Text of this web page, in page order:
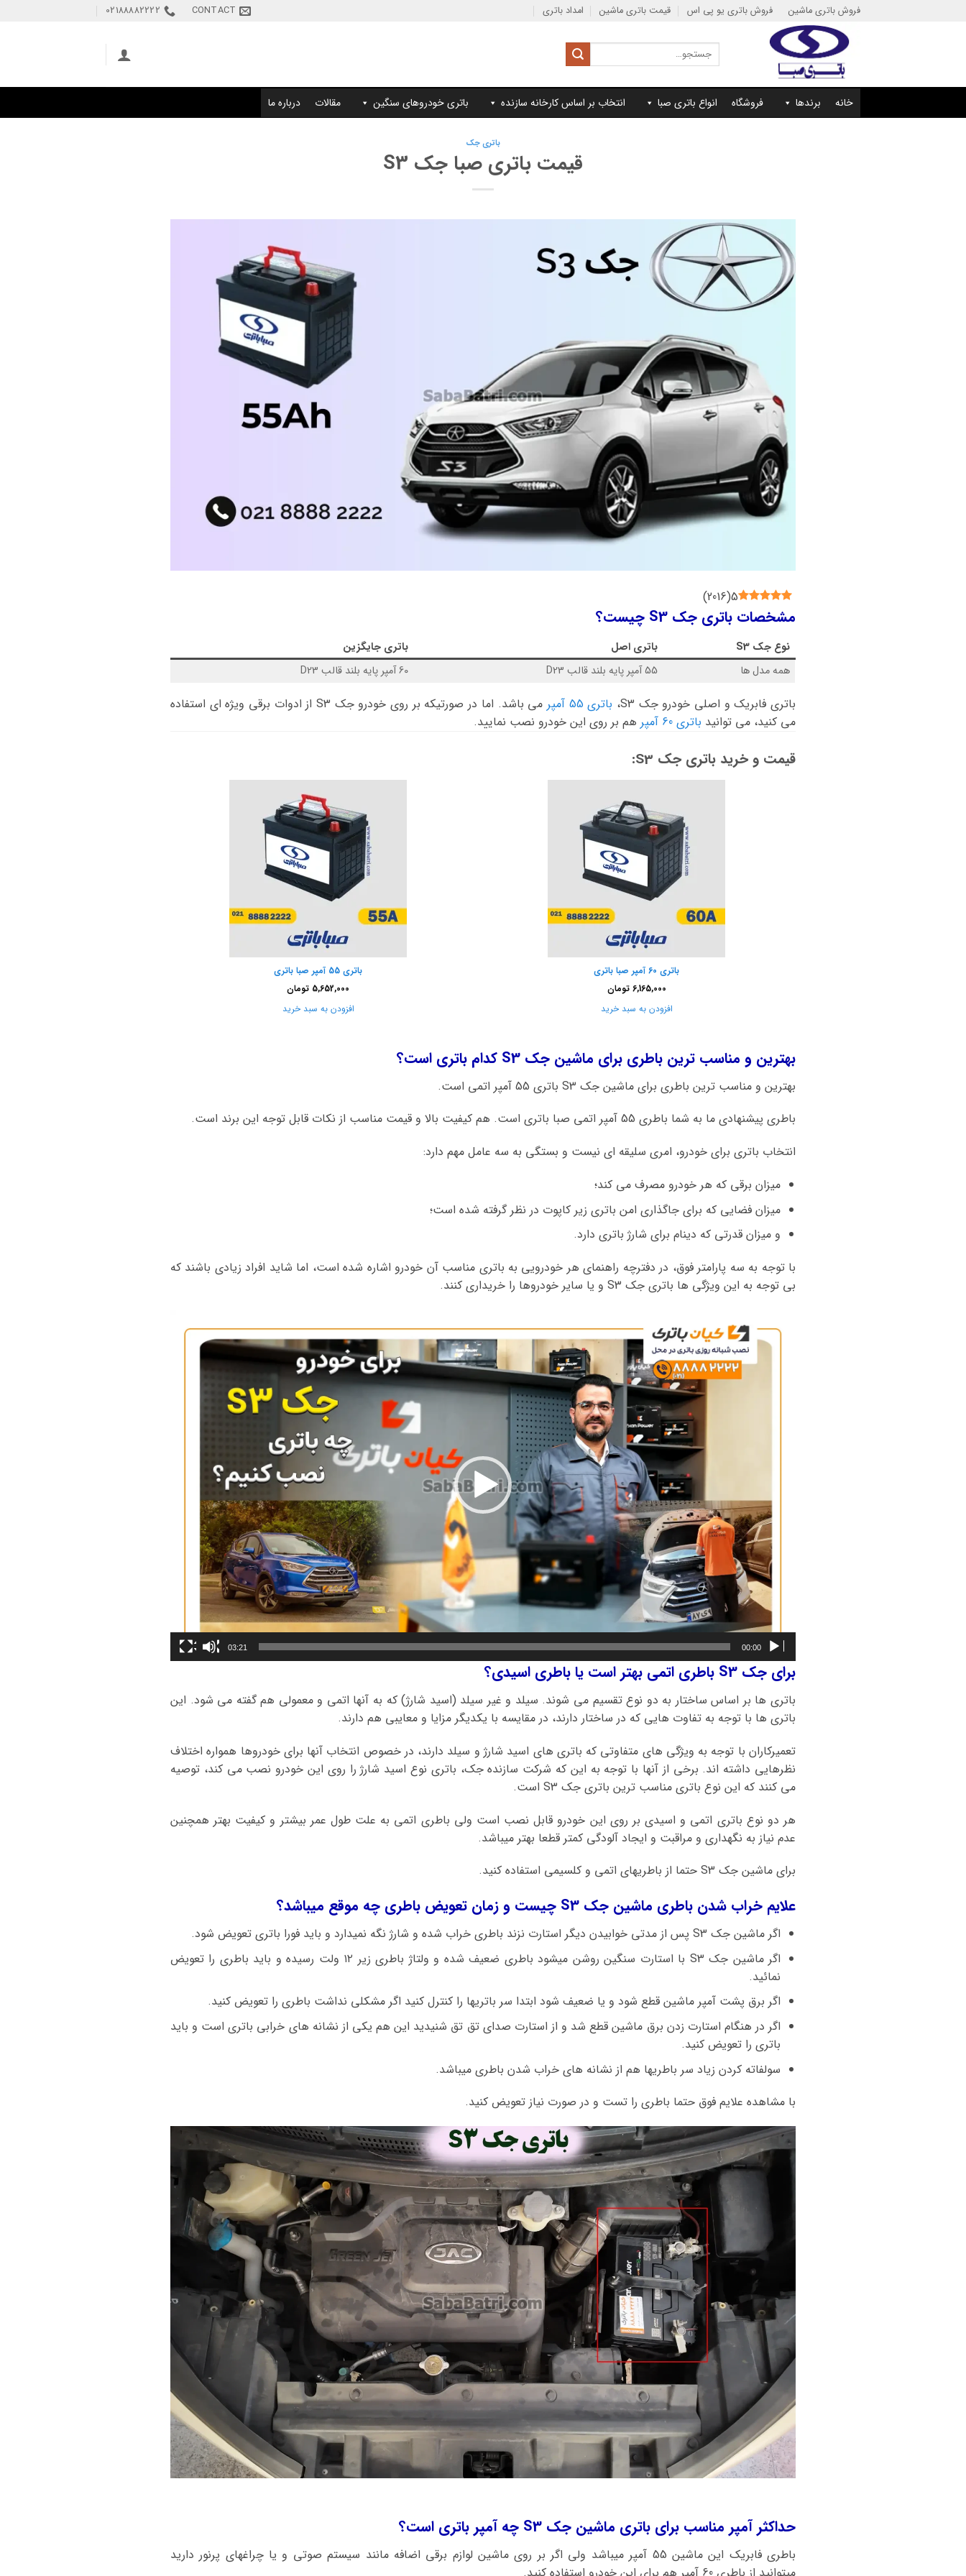
فروش باتری ماشین فروش باتری یو پی اس قیمت باتری ماشین امداد باتری CONTACT
02188882222
جستجو
برای:
خانه برندها فروشگاه انواع باتری صبا انتخاب بر اساس کارخانه سازنده باتری خودروهای سنگین مقالات درباره ما
باتری جک
قیمت باتری صبا جک S3
5
(
2016
)
مشخصات باتری جک S3 چیست؟
نوع جک S3 باتری اصل
باتری جایگزین
همه مدل ها
55 آمپر پایه بلند قالب D23 60 آمپر پایه بلند قالب D23
باتری فابریک و اصلی خودرو جک S3، باتری 55 آمپر
می باشد. اما در صورتیکه بر روی خودرو جک S3 از ادوات برقی ویژه ای استفاده
می کنید، می توانید باتری 60 آمپر هم بر روی این خودرو نصب نمایید.
قیمت و خرید باتری جک S3:
باتری 60 آمپر صبا باتری
6,165,000 تومان
افزودن به سبد خرید
باتری 55 آمپر صبا باتری
5,652,000 تومان
افزودن به سبد خرید
بهترین و مناسب ترین باطری برای ماشین جک S3 کدام باتری است؟
بهترین و مناسب ترین باطری برای ماشین جک S3 باتری 55 آمپر اتمی است.
باطری پیشنهادی ما به شما باطری 55 آمپر اتمی صبا باتری است. هم کیفیت بالا و قیمت مناسب از نکات قابل توجه این برند است.
انتخاب باتری برای خودرو، امری سلیقه ای نیست و بستگی به سه عامل مهم دارد:
میزان برقی که هر خودرو مصرف می کند؛
میزان فضایی که برای جاگذاری امن باتری زیر کاپوت در نظر گرفته شده است؛
و میزان قدرتی که دینام برای شارژ باتری دارد.
با توجه به سه پارامتر فوق، در دفترچه راهنمای هر خودرویی به باتری مناسب آن خودرو اشاره شده است، اما شاید افراد زیادی باشند که
بی توجه به این ویژگی ها باتری جک S3 و یا سایر خودروها را خریداری کنند.
ویدیو
00:00
03:21
برای جک S3 باطری اتمی بهتر است یا باطری اسیدی؟
باتری ها بر اساس ساختار به دو نوع تقسیم می شوند. سیلد و غیر سیلد (اسید شارژ) که به آنها اتمی و معمولی هم گفته می شود. این
باتری ها با توجه به تفاوت هایی که در ساختار دارند، در مقایسه با یکدیگر مزایا و معایبی هم دارند.
تعمیرکاران با توجه به ویژگی های متفاوتی که باتری های اسید شارژ و سیلد دارند، در خصوص انتخاب آنها برای خودروها همواره اختلاف
نظرهایی داشته اند. برخی از آنها با توجه به این که شرکت سازنده جک، باتری نوع اسید شارژ را روی این خودرو نصب می کند، توصیه
می کنند که این نوع باتری مناسب ترین باتری جک S3 است.
هر دو نوع باتری اتمی و اسیدی بر روی این خودرو قابل نصب است ولی باطری اتمی به علت طول عمر بیشتر و کیفیت بهتر همچنین
عدم نیاز به نگهداری و مراقبت و ایجاد آلودگی کمتر قطعا بهتر میباشد.
برای ماشین جک S3 حتما از باطریهای اتمی و کلسیمی استفاده کنید.
علایم خراب شدن باطری ماشین جک S3 چیست و زمان تعویض باطری چه موقع میباشد؟
اگر ماشین جک S3 پس از مدتی خوابیدن دیگر استارت نزند باطری خراب شده و شارژ نگه نمیدارد و باید فورا باتری تعویض شود.
اگر ماشین جک S3 با استارت سنگین روشن میشود باطری ضعیف شده و ولتاژ باطری زیر ۱۲ ولت رسیده و باید باطری را تعویض
نمائید.
اگر برق پشت آمپر ماشین قطع شود و یا ضعیف شود ابتدا سر باتریها را کنترل کنید اگر مشکلی نداشت باطری را تعویض کنید.
اگر در هنگام استارت زدن برق ماشین قطع شد و از استارت صدای تق تق شنیدید این هم یکی از نشانه های خرابی باتری است و باید
باتری را تعویض کنید.
سولفاته کردن زیاد سر باطریها هم از نشانه های خراب شدن باطری میباشد.
با مشاهده علایم فوق حتما باطری را تست و در صورت نیاز تعویض کنید.
حداکثر آمپر مناسب برای باتری ماشین جک S3 چه آمپر باتری است؟
باطری فابریک این ماشین 55 آمپر میباشد ولی اگر بر روی ماشین لوازم برقی اضافه مانند سیستم صوتی و یا چراغهای پرنور دارید